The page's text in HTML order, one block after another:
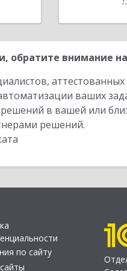
обратите внимание
ваших
в вашей или
решений.
по сайту